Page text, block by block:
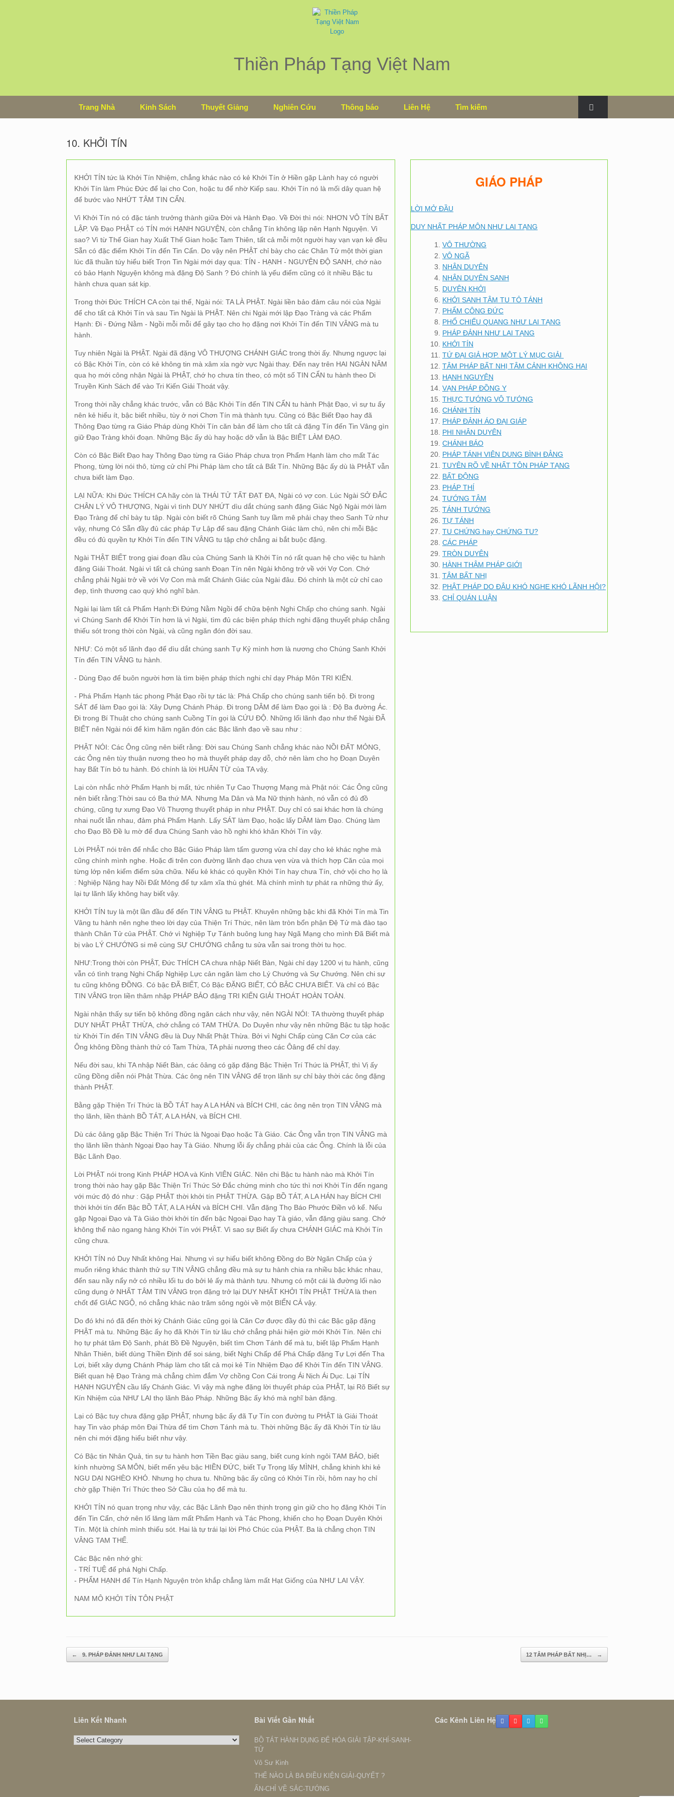
Thiền Pháp Tạng Việt Nam
Trang Nhà Kinh Sách Thuyết Giảng Nghiên Cứu Thông báo Liên Hệ Tìm kiếm
10. KHỞI TÍN
KHỞI TÍN tức là Khởi Tín Nhiệm, chẳng khác nào có kẻ Khởi Tín ở Hiền gặp Lành hay có người
Khởi Tín làm Phúc Đức để lại cho Con, hoặc tu để nhờ Kiếp sau. Khởi Tín nó là mối dây quan hệ
để bước vào NHỨT TÂM TIN CẨN.
Vì Khởi Tín nó có đặc tánh trưởng thành giữa Đời và Hành Đạo. Về Đời thì nói: NHƠN VÔ TÍN BẤT
LẬP. Về Đạo PHẬT có TÍN mới HẠNH NGUYỆN, còn chẳng Tín không lập nên Hạnh Nguyện. Vì
sao? Vì từ Thế Gian hay Xuất Thế Gian hoặc Tam Thiên, tất cả mỗi một người hay vạn vạn kẻ đều
Sẵn có đặc điểm Khởi Tín đến Tin Cẩn. Do vậy nên PHẬT chỉ bày cho các Chân Tử một thời gian
lúc đã thuần túy hiểu biết Trọn Tin Ngài mới dạy qua: TÍN - HẠNH - NGUYỆN ĐỘ SANH, chớ nào
có bảo Hạnh Nguyện không mà đặng Độ Sanh ? Đó chính là yếu điểm cũng có ít nhiều Bậc tu
hành chưa quan sát kịp.
Trong thời Đức THÍCH CA còn tại thế, Ngài nói: TA LÀ PHẬT. Ngài liền bảo đảm câu nói của Ngài
để cho tất cả Khởi Tín và sau Tin Ngài là PHẬT. Nên chi Ngài mới lập Đạo Tràng và các Phẩm
Hạnh: Đi - Đứng Nằm - Ngồi mỗi mỗi để gây tạo cho họ đặng nơi Khởi Tín đến TIN VÂNG mà tu
hành.
Tuy nhiên Ngài là PHẬT. Ngài đã đặng VÔ THƯỢNG CHÁNH GIÁC trong thời ấy. Nhưng ngược lại
có Bậc Khởi Tín, còn có kẻ không tin mà xâm xỉa ngờ vực Ngài thay. Đến nay trên HAI NGÀN NĂM
qua họ mới công nhận Ngài là PHẬT, chớ họ chưa tín theo, có một số TIN CẨN tu hành theo Di
Truyền Kinh Sách để vào Tri Kiến Giải Thoát vậy.
Trong thời nầy chẳng khác trước, vẫn có Bậc Khởi Tín đến TIN CẨN tu hành Phật Đạo, vì sự tu ấy
nên kẻ hiểu ít, bậc biết nhiều, tùy ở nơi Chơn Tín mà thành tựu. Cũng có Bậc Biết Đạo hay đã
Thông Đạo từng ra Giáo Pháp dùng Khởi Tín căn bản để làm cho tất cả đặng Tín đến Tin Vâng gìn
giữ Đạo Tràng khỏi đoạn. Những Bậc ấy dù hay hoặc dỡ vẫn là Bậc BIẾT LÀM ĐẠO.
Còn có Bậc Biết Đạo hay Thông Đạo từng ra Giáo Pháp chưa trọn Phẩm Hạnh làm cho mất Tác
Phong, từng lời nói thô, từng cử chỉ Phi Pháp làm cho tất cả Bất Tín. Những Bậc ấy dù là PHẬT vẫn
chưa biết làm Đạo.
LẠI NỮA: Khi Đức THÍCH CA hãy còn là THÁI TỬ TẤT ĐẠT ĐA, Ngài có vợ con. Lúc Ngài SỞ ĐẮC
CHÂN LÝ VÔ THƯỢNG, Ngài vì tình DUY NHỨT dìu dắt chúng sanh đặng Giác Ngộ Ngài mới làm
Đạo Tràng để chỉ bày tu tập. Ngài còn biết rõ Chúng Sanh tuy lầm mê phải chạy theo Sanh Tử như
vậy, nhưng Có Sẵn đầy đủ các pháp Tự Lập để sau đặng Chánh Giác làm chủ, nên chi mỗi Bậc
đều có đủ quyền tự Khởi Tín đến TIN VÂNG tu tập chớ chẳng ai bắt buộc đặng.
Ngài THẬT BIẾT trong giai đoạn đầu của Chúng Sanh là Khởi Tín nó rất quan hệ cho việc tu hành
đặng Giải Thoát. Ngài vì tất cả chúng sanh Đoạn Tín nên Ngài không trở về với Vợ Con. Chớ
chẳng phải Ngài trở về với Vợ Con mà mất Chánh Giác của Ngài đâu. Đó chính là một cử chỉ cao
đẹp, tình thương cao quý khó nghĩ bàn.
Ngài lại làm tất cả Phẩm Hạnh:Đi Đứng Nằm Ngồi để chữa bệnh Nghi Chấp cho chúng sanh. Ngài
vì Chúng Sanh để Khởi Tín hơn là vì Ngài, tìm đủ các biện pháp thích nghi đặng thuyết pháp chẳng
thiếu sót trong thời còn Ngài, và cũng ngăn đón đời sau.
NHƯ: Có một số lãnh đạo để dìu dắt chúng sanh Tự Kỷ mình hơn là nương cho Chúng Sanh Khởi
Tín đến TIN VÂNG tu hành.
- Dùng Đạo để buôn người hơn là tìm biện pháp thích nghi chỉ dạy Pháp Môn TRI KIẾN.
- Phá Phẩm Hạnh tác phong Phật Đạo rồi tự tác là: Phá Chấp cho chúng sanh tiến bộ. Đi trong
SÁT để làm Đạo gọi là: Xây Dựng Chánh Pháp. Đi trong DÂM để làm Đạo gọi là : Độ Ba đường Ác.
Đi trong Bí Thuật cho chúng sanh Cuồng Tín gọi là CỨU ĐỘ. Những lối lãnh đạo như thế Ngài ĐÃ
BIẾT nên Ngài nói để kìm hãm ngăn đón các Bậc lãnh đạo về sau như :
PHẬT NÓI: Các Ông cũng nên biết rằng: Đời sau Chúng Sanh chẳng khác nào NỒI ĐẤT MỎNG,
các Ông nên tùy thuận nương theo họ mà thuyết pháp dạy dỗ, chớ nên làm cho họ Đoạn Duyên
hay Bất Tín bỏ tu hành. Đó chính là lời HUẤN TỪ của TA vậy.
Lại còn nhắc nhở Phẩm Hạnh bị mất, tức nhiên Tự Cao Thượng Mạng mà Phật nói: Các Ông cũng
nên biết rằng:Thời sau có Ba thứ MA. Nhưng Ma Dân và Ma Nữ thịnh hành, nó vẫn có đủ đồ
chúng, cũng tự xưng Đạo Vô Thượng thuyết pháp in như PHẬT. Duy chỉ có sai khác hơn là chúng
nhai nuốt lẫn nhau, đảm phá Phẩm Hạnh. Lấy SÁT làm Đạo, hoặc lấy DÂM làm Đạo. Chúng làm
cho Đạo Bồ Đề lu mờ để đưa Chúng Sanh vào hồ nghi khó khăn Khởi Tín vậy.
Lời PHẬT nói trên để nhắc cho Bậc Giáo Pháp làm tấm gương vừa chỉ dạy cho kẻ khác nghe mà
cũng chính mình nghe. Hoặc đi trên con đường lãnh đạo chưa vẹn vừa và thích hợp Căn của mọi
từng lớp nên kiểm điểm sửa chữa. Nếu kẻ khác có quyền Khởi Tín hay chưa Tín, chớ vội cho họ là
: Nghiệp Nặng hay Nồi Đất Mỏng để tự xâm xĩa thù ghét. Mà chính mình tự phát ra những thứ ấy,
lại tự lãnh lấy không hay biết vậy.
KHỞI TÍN tuy là một lần đầu để đến TIN VÂNG tu PHẬT. Khuyên những bậc khi đã Khởi Tín mà Tin
Vâng tu hành nên nghe theo lời dạy của Thiện Trí Thức, nên làm tròn bổn phận Đệ Tử mà đào tạo
thành Chân Tử của PHẬT. Chớ vì Nghiệp Tự Tánh buông lung hay Ngã Mạng cho mình Đã Biết mà
bị vào LÝ CHƯỚNG si mê cùng SỰ CHƯỚNG chẳng tu sửa vẫn sai trong thời tu học.
NHƯ:Trong thời còn PHẬT, Đức THÍCH CA chưa nhập Niết Bàn, Ngài chỉ dạy 1200 vị tu hành, cũng
vẫn có tình trạng Nghi Chấp Nghiệp Lực cản ngăn làm cho Lý Chướng và Sự Chướng. Nên chi sự
tu cũng không ĐỒNG. Có bậc ĐÃ BIẾT, Có Bậc ĐẶNG BIẾT, CÓ BẬC CHƯA BIẾT. Và chỉ có Bậc
TIN VÂNG trọn liền thâm nhập PHÁP BẢO đặng TRI KIẾN GIẢI THOÁT HOÀN TOÀN.
Ngài nhận thấy sự tiến bộ không đồng ngăn cách như vậy, nên NGÀI NÓI: TA thường thuyết pháp
DUY NHẤT PHẬT THỪA, chớ chẳng có TAM THỪA. Do Duyên như vậy nên những Bậc tu tập hoặc
từ Khởi Tín đến TIN VÂNG đều là Duy Nhất Phật Thừa. Bởi vì Nghi Chấp cùng Căn Cơ của các
Ông không Đồng thành thử có Tam Thừa, TA phải nương theo các Ôâng để chỉ dạy.
Nếu đời sau, khi TA nhập Niết Bàn, các ôâng có gặp đặng Bậc Thiện Trí Thức là PHẬT, thì Vị ấy
cũng Đồng diễn nói Phật Thừa. Các ông nên TIN VÂNG để trọn lãnh sự chỉ bày thời các ông đặng
thành PHẬT.
Bằng gặp Thiện Trí Thức là BỒ TÁT hay A LA HÁN và BÍCH CHI, các ông nên trọn TIN VÂNG mà
thọ lãnh, liền thành BỒ TÁT, A LA HÁN, và BÍCH CHI.
Dù các ôâng gặp Bậc Thiện Trí Thức là Ngoại Đạo hoặc Tà Giáo. Các Ông vẫn trọn TIN VÂNG mà
thọ lãnh liền thành Ngoại Đạo hay Tà Giáo. Nhưng lỗi ấy chẳng phải của các Ông. Chính là lỗi của
Bậc Lãnh Đạo.
Lời PHẬT nói trong Kinh PHÁP HOA và Kinh VIÊN GIÁC. Nên chi Bậc tu hành nào mà Khởi Tín
trong thời nào hay gặp Bậc Thiện Trí Thức Sở Đắc chứng minh cho tức thì nơi Khởi Tín đến ngang
với mức độ đó như : Gặp PHẬT thời khởi tín PHẬT THỪA. Gặp BỒ TÁT, A LA HÁN hay BÍCH CHI
thời khởi tín đến Bậc BỒ TÁT, A LA HÁN và BÍCH CHI. Vẫn đặng Thọ Báo Phước Điền vô kể. Nếu
gặp Ngoại Đạo và Tà Giáo thời khởi tín đến bậc Ngoại Đạo hay Tà giáo, vẫn đặng giàu sang. Chớ
không thể nào ngang hàng Khởi Tín với PHẬT. Vì sao sự Biết ấy chưa CHÁNH GIÁC mà Khởi Tín
cũng chưa.
KHỞI TÍN nó Duy Nhất không Hai. Nhưng vì sự hiểu biết không Đồng do Bờ Ngăn Chấp của ý
muốn riêng khác thành thử sự TIN VÂNG chẳng đều mà sự tu hành chia ra nhiều bậc khác nhau,
đến sau nầy nẩy nở có nhiều lối tu do bởi lẻ ấy mà thành tựu. Nhưng có một cái là đường lối nào
cũng dụng ở NHẤT TÂM TIN VÂNG trọn đặng trở lại DUY NHẤT KHỞI TÍN PHẬT THỪA là then
chốt để GIÁC NGỘ, nó chẳng khác nào trăm sông ngòi về một BIỂN CẢ vậy.
Do đó khi nó đã đến thời kỳ Chánh Giác cũng gọi là Căn Cơ được đầy đủ thì các Bậc gặp đặng
PHẬT mà tu. Những Bậc ấy họ đã Khởi Tín từ lâu chớ chẳng phải hiện giờ mới Khởi Tín. Nên chi
họ tự phát tâm Độ Sanh, phát Bồ Đề Nguyện, biết tìm Chơn Tánh để mà tu, biết lập Phẩm Hạnh
Nhân Thiên, biết dùng Thiền Định để soi sáng, biết Nghi Chấp để Phá Chấp đặng Tự Lợi đến Tha
Lợi, biết xây dựng Chánh Pháp làm cho tất cả mọi kẻ Tín Nhiệm Đạo để Khởi Tín đến TIN VÂNG.
Biết quan hệ Đạo Tràng mà chẳng chìm đắm Vợ chồng Con Cái trong Ái Nịch Ái Dục. Lại TÍN
HẠNH NGUYỆN cầu lấy Chánh Giác. Vì vậy mà nghe đặng lời thuyết pháp của PHẬT, lại Rõ Biết sự
Kín Nhiệm của NHƯ LAI thọ lãnh Bảo Pháp. Những Bậc ấy khó mà nghĩ bàn đặng.
Lại có Bậc tuy chưa đặng gặp PHẬT, nhưng bậc ấy đã Tự Tín con đường tu PHẬT là Giải Thoát
hay Tin vào pháp môn Đại Thừa để tìm Chơn Tánh mà tu. Thời những Bậc ấy đã Khởi Tín từ lâu
nên chi mới đặng hiểu biết như vậy.
Có Bậc tin Nhân Quả, tin sự tu hành hơn Tiền Bạc giàu sang, biết cung kính ngôi TAM BẢO, biết
kính nhường SA MÔN, biết mến yêu bậc HIỀN ĐỨC, biết Tự Trọng lấy MÌNH, chẳng khinh khi kẻ
NGU DẠI NGHÈO KHÓ. Nhưng họ chưa tu. Những bậc ấy cũng có Khởi Tín rồi, hôm nay họ chỉ
chờ gặp Thiện Trí Thức theo Sở Cầu của họ để mà tu.
KHỞI TÍN nó quan trọng như vậy, các Bậc Lãnh Đạo nên thịnh trọng gìn giữ cho họ đặng Khởi Tín
đến Tin Cẩn, chớ nên lố lăng làm mất Phẩm Hạnh và Tác Phong, khiến cho họ Đoạn Duyên Khởi
Tín. Một là chính mình thiếu sót. Hai là tự trái lại lời Phó Chúc của PHẬT. Ba là chẳng chọn TIN
VÂNG TAM THẾ.
Các Bậc nên nhớ ghi:
- TRÍ TUỆ để phá Nghi Chấp.
- PHẨM HẠNH để Tín Hạnh Nguyện tròn khắp chẳng làm mất Hạt Giống của NHƯ LAI VẬY.
NAM MÔ KHỞI TÍN TÔN PHẬT
GIÁO PHÁP
LỜI MỞ ĐẦU
DUY NHẤT PHÁP MÔN NHƯ LAI TẠNG
VÔ THƯỜNG
VÔ NGÃ
NHÂN DUYÊN
NHÂN DUYÊN SANH
DUYÊN KHỞI
KHỞI SANH TÂM TU TỎ TÁNH
PHẨM CÔNG ĐỨC
PHỔ CHIẾU QUANG NHƯ LAI TẠNG
PHÁP ĐẢNH NHƯ LAI TẠNG
KHỞI TÍN
TỨ ĐẠI GIẢ HỢP. MỘT LÝ MỤC GIẢI
TÂM PHÁP BẤT NHỊ TÂM CẢNH KHÔNG HAI
HẠNH NGUYỆN
VẠN PHÁP ĐỒNG Y
THỰC TƯỚNG VÔ TƯỚNG
CHÁNH TÍN
PHÁP ĐẢNH ÁO ĐẠI GIÁP
PHI NHÂN DUYÊN
CHÁNH BÁO
PHÁP TÁNH VIÊN DUNG BÌNH ĐẲNG
TUYÊN RÕ VỀ NHẤT TÔN PHÁP TẠNG
BẤT ĐỘNG
PHÁP THÍ
TƯỚNG TÂM
TÁNH TƯỚNG
TỰ TÁNH
TU CHỨNG hay CHỨNG TU?
CÁC PHÁP
TRÒN DUYÊN
HÀNH THÂM PHÁP GIỚI
TÂM BẤT NHỊ
PHẬT PHÁP DO ĐÂU KHÓ NGHE KHÓ LÃNH HỘI?
CHỈ QUÁN LUẬN
Post navigation
← 9. PHÁP ĐẢNH NHƯ LAI TẠNG 12 TÂM PHÁP BẤT NHỊ… →
Liên Kết Nhanh
Liên
Bài Viết Gần Nhất
BỒ TÁT HÀNH DỤNG ĐỂ HÓA GIẢI TẬP-KHÍ-SANH-
TỬ
Vô Sư Kinh
THẾ NÀO LÀ BA ĐIỀU KIỆN GIẢI-QUYẾT ?
ẤN-CHỈ VỀ SẮC-TƯỚNG
Các Kênh Liên Hệ